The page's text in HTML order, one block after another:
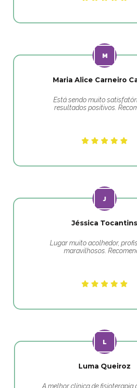
Maria Alice Carneiro
Está sendo muito
resultados positivos.
Jéssica Tocantins
Lugar muito acolhedor,
maravilhosos.
Luma Queiroz
A melhor clínica de fisioterapia